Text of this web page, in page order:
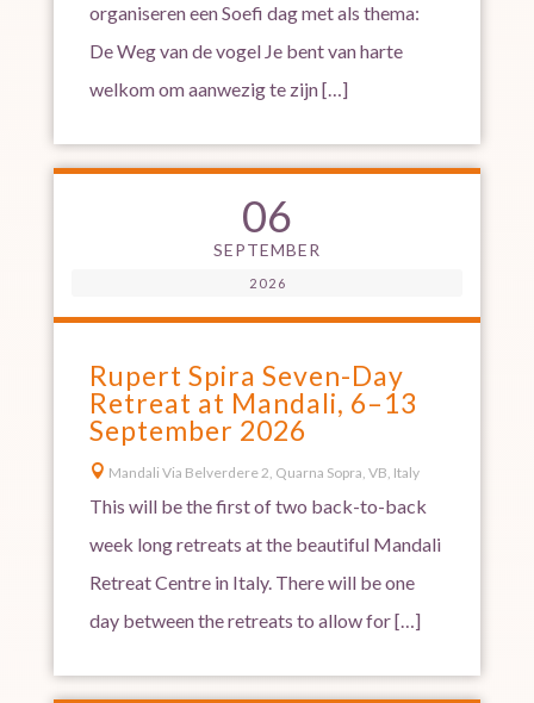
organiseren een Soefi dag met als thema:
De Weg van de vogel Je bent van harte
welkom om aanwezig te zijn […]
06
SEPTEMBER
2026
Rupert Spira Seven-Day
Retreat at Mandali, 6–13
September 2026
 Mandali Via Belverdere 2, Quarna Sopra, VB, Italy
This will be the first of two back-to-back
week long retreats at the beautiful Mandali
Retreat Centre in Italy. There will be one
day between the retreats to allow for […]